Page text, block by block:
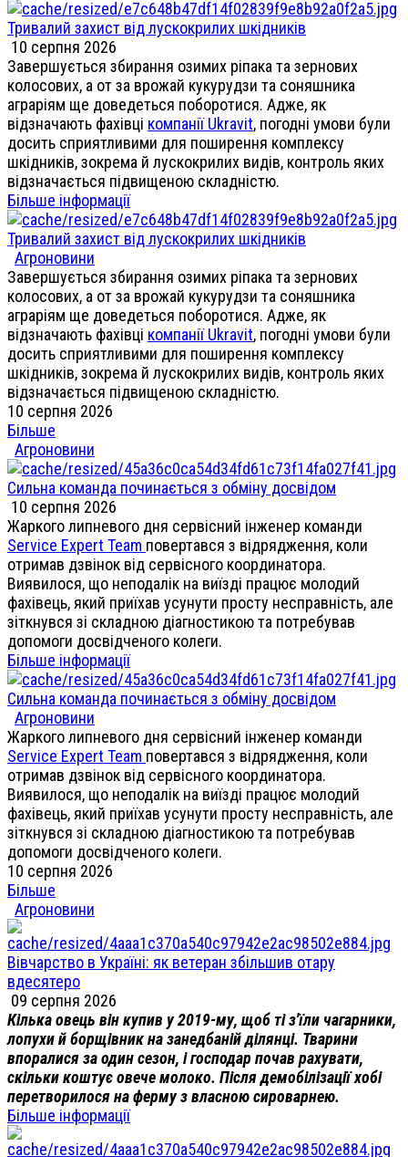
Тривалий захист від лускокрилих шкідників
10 серпня 2026
Завершується збирання озимих ріпака та зернових
колосових, а от за врожай кукурудзи та соняшника
аграріям ще доведеться поборотися. Адже, як
відзначають фахівці компанії Ukravit, погодні умови були
досить сприятливими для поширення комплексу
шкідників, зокрема й лускокрилих видів, контроль яких
відзначається підвищеною складністю.
Більше інформації
Тривалий захист від лускокрилих шкідників
Агроновини
Завершується збирання озимих ріпака та зернових
колосових, а от за врожай кукурудзи та соняшника
аграріям ще доведеться поборотися. Адже, як
відзначають фахівці компанії Ukravit, погодні умови були
досить сприятливими для поширення комплексу
шкідників, зокрема й лускокрилих видів, контроль яких
відзначається підвищеною складністю.
10 серпня 2026
Більше
Агроновини
Сильна команда починається з обміну досвідом
10 серпня 2026
Жаркого липневого дня сервісний інженер команди
Service Expert Team повертався з відрядження, коли
отримав дзвінок від сервісного координатора.
Виявилося, що неподалік на виїзді працює молодий
фахівець, який приїхав усунути просту несправність, але
зіткнувся зі складною діагностикою та потребував
допомоги досвідченого колеги.
Більше інформації
Сильна команда починається з обміну досвідом
Агроновини
Жаркого липневого дня сервісний інженер команди
Service Expert Team повертався з відрядження, коли
отримав дзвінок від сервісного координатора.
Виявилося, що неподалік на виїзді працює молодий
фахівець, який приїхав усунути просту несправність, але
зіткнувся зі складною діагностикою та потребував
допомоги досвідченого колеги.
10 серпня 2026
Більше
Агроновини
Вівчарство в Україні: як ветеран збільшив отару
вдесятеро
09 серпня 2026
Кілька овець він купив у 2019-му, щоб ті з'їли чагарники,
лопухи й борщівник на занедбаній ділянці. Тварини
впоралися за один сезон, і господар почав рахувати,
скільки коштує овече молоко. Після демобілізації хобі
перетворилося на ферму з власною сироварнею.
Більше інформації